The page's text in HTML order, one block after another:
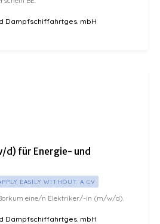
Dampfschiffahrtges. mbH
für Energie- und
EASILY WITHOUT A CV
eine/n Elektriker/-in (m/w/d).
Dampfschiffahrtges. mbH